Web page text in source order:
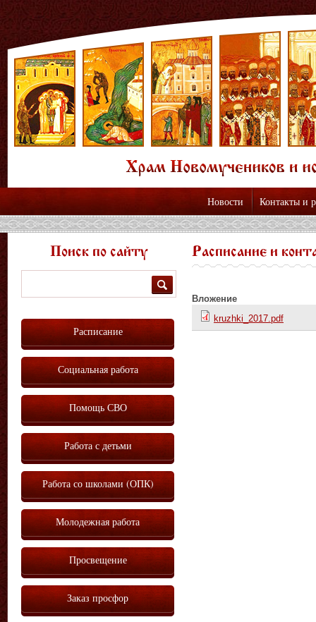
Новости Контакты и
Расписание и
Вложение
kruzhki_2017.pdf
Поиск по сайту
Расписание
Социальная работа
Помощь СВО
Работа с детьми
Работа со школами (ОПК)
Молодежная работа
Просвещение
Заказ просфор